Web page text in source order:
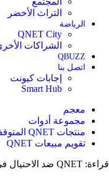
التراث الأخضر
الرياضة
QNET City
الشراكات
QBUZZ
اتصل بنا
إجابات كيونت
Smart Hub
معجم
مجموعة أدوات
منتجات QNET المتوقفة
تقويم مبيعات QNET
قراءة: QNET ضد الاحتيال في السفر وعمليات الاحتيال في التأشيرة